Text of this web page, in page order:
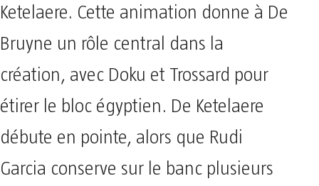
Ketelaere. Cette animation donne à De
Bruyne un rôle central dans la
création, avec Doku et Trossard pour
étirer le bloc égyptien. De Ketelaere
débute en pointe, alors que Rudi
Garcia conserve sur le banc plusieurs